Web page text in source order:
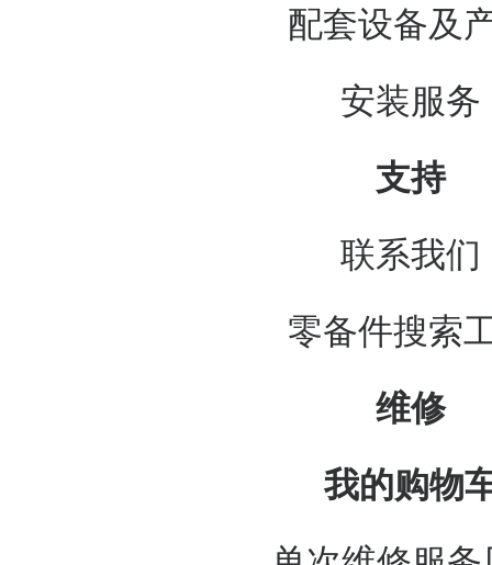
配套设备及
安装服务
支持
联系我们
零备件搜索
维修
我的购物